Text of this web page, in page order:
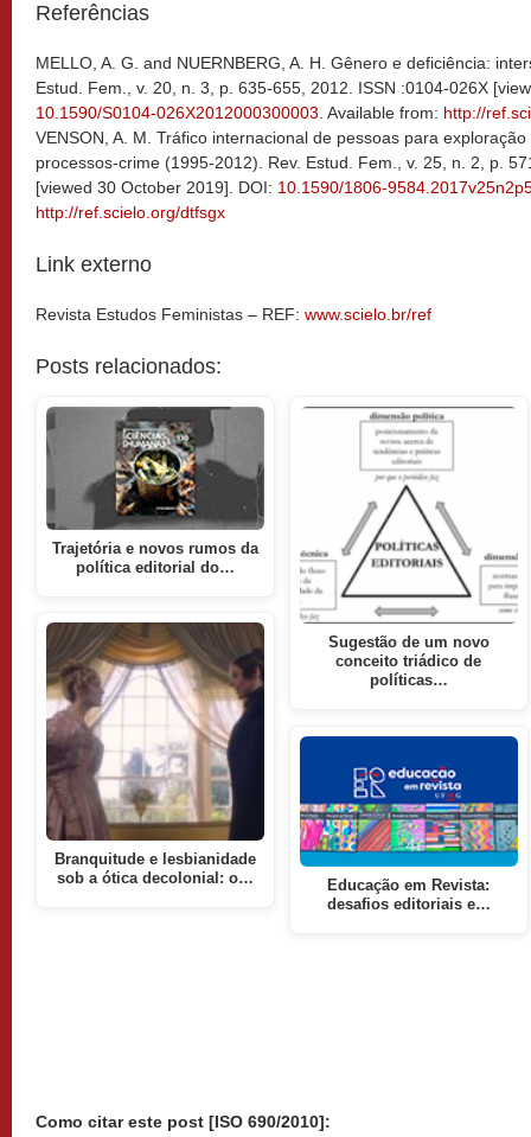
Referências
MELLO, A. G. and NUERNBERG, A. H. Gênero e deficiência:
Estud. Fem., v. 20, n. 3, p. 635-655, 2012. ISSN :0104-026X
10.1590/S0104-026X2012000300003 . Available from: http://
VENSON, A. M. Tráfico internacional de pessoas para
processos-crime (1995-2012). Rev. Estud. Fem., v. 25, n. 2, p.
[viewed 30 October 2019]. DOI: 10.1590/1806-
http://ref.scielo.org/dtfsgx
Link externo
Revista Estudos Feministas – REF: www.scielo.br/ref
Posts relacionados:
Trajetória e novos rumos da
política editorial do…
Branquitude e lesbianidade
sob a ótica decolonial: o…
Sugestão de um novo
conceito triádico de
políticas…
Educação em Revista:
desafios editoriais e…
Como citar este post [ISO 690/2010]: